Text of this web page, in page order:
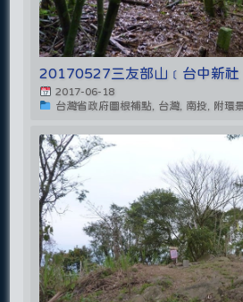
20170527三友部山﹝台中新社
2017-06-18
台灣省政府圖根補點, 台灣, 南投, 附環